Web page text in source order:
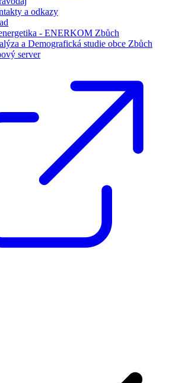
a odkazy
- ENERKOM Zbůch
a Demografická studie obce Zbůch
server